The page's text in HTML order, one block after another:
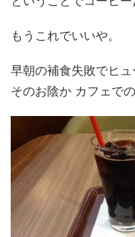
もうこれでいいや。
早朝の補食失敗でヒュ
そのお陰か カフェで